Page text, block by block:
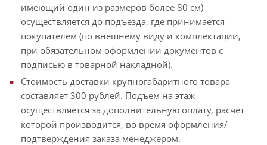
имеющий один из размеров более 80 см)
осуществляется до подъезда, где принимается
покупателем (по внешнему виду и комплектации,
при обязательном оформлении документов с
подписью в товарной накладной).
Стоимость доставки крупногабаритного товара
составляет 300 рублей. Подъем на этаж
осуществляется за дополнительную оплату, расчет
которой производится, во время оформления/
подтверждения заказа менеджером.